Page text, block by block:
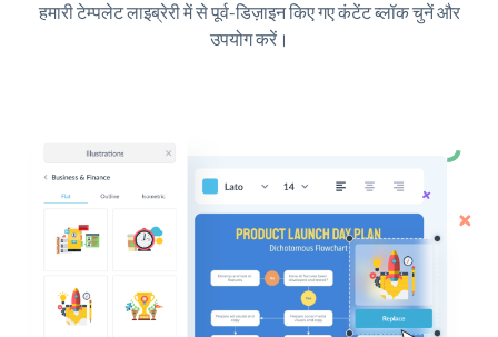
हमारी टेम्पलेट लाइब्रेरी में से पूर्व-डिज़ाइन किए गए कंटेंट ब्लॉक चुनें और
उपयोग करें।